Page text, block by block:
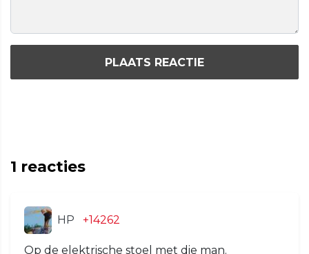
PLAATS REACTIE
1 reacties
HP +14262
Op de elektrische stoel met die man.